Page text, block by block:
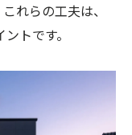
れらの工夫は、
トです。